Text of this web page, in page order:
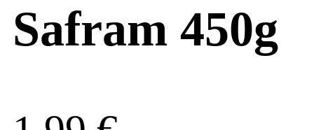
Safram 450g